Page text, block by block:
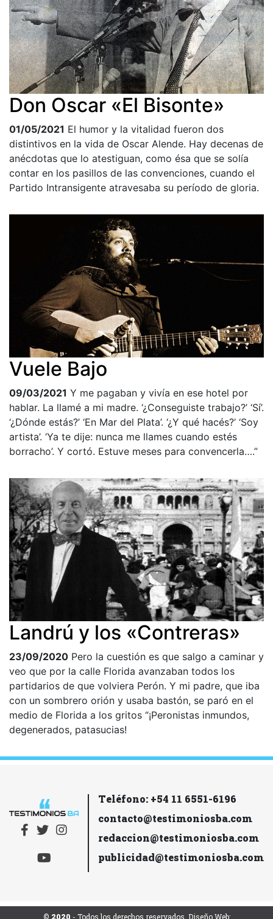
Don Oscar «El Bisonte»
01/05/2021 El humor y la vitalidad fueron dos
distintivos en la vida de Oscar Alende. Hay decenas de
anécdotas que lo atestiguan, como ésa que se solía
contar en los pasillos de las convenciones, cuando el
Partido Intransigente atravesaba su período de gloria.
Vuele Bajo
09/03/2021 Y me pagaban y vivía en ese hotel por
hablar. La llamé a mi madre. ‘¿Conseguiste trabajo?’ ‘Sí’.
‘¿Dónde estás?’ ‘En Mar del Plata’. ‘¿Y qué hacés?’ ‘Soy
artista’. ‘Ya te dije: nunca me llames cuando estés
borracho’. Y cortó. Estuve meses para convencerla….”
Landrú y los «Contreras»
23/09/2020 Pero la cuestión es que salgo a caminar y
veo que por la calle Florida avanzaban todos los
partidarios de que volviera Perón. Y mi padre, que iba
con un sombrero orión y usaba bastón, se paró en el
medio de Florida a los gritos “¡Peronistas inmundos,
degenerados, patasucias!
Teléfono: +54 11 6551-6196
contacto@testimoniosba.com
redaccion@testimoniosba.com
publicidad@testimoniosba.com
© 2020 - Todos los derechos reservados. Diseño Web: